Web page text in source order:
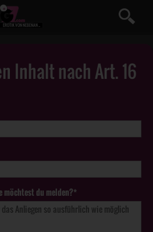
EROTIKVON NEBENAN ...
Inhalt nach Art. 16
möchtest du melden?*